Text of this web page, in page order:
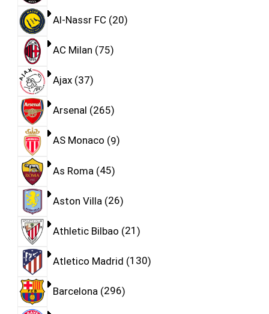
Al-Nassr FC 20
AC Milan 75
Ajax 37
Arsenal 265
AS Monaco 9
As Roma 45
Aston Villa 26
Athletic Bilbao 21
Atletico Madrid 130
Barcelona 296